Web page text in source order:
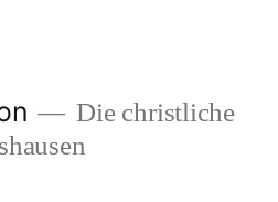
Die christliche